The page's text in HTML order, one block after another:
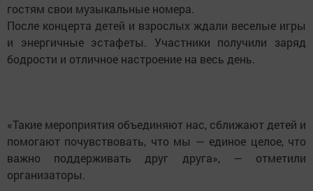
гостям свои музыкальные номера.
После концерта детей и взрослых ждали веселые игры
и энергичные эстафеты. Участники получили заряд
бодрости и отличное настроение на весь день.
«Такие мероприятия объединяют нас, сближают детей и
помогают почувствовать, что мы — единое целое, что
важно поддерживать друг друга», — отметили
организаторы.